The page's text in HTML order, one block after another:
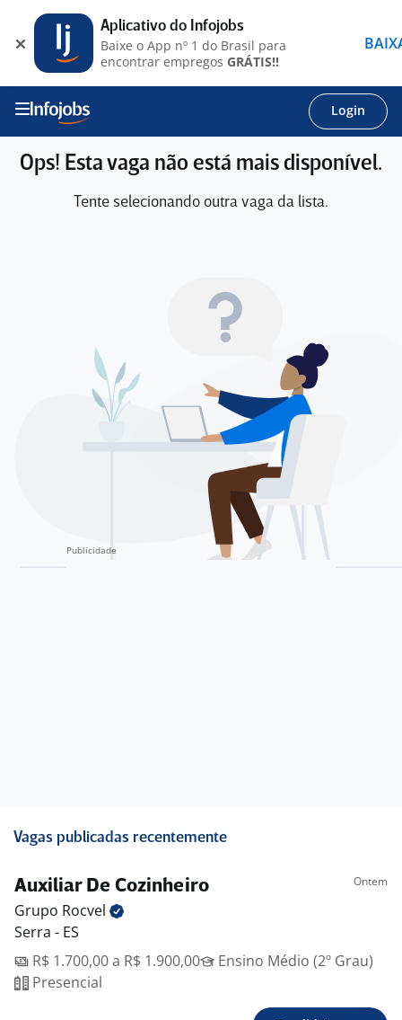
Login
Ops! Esta vaga não está mais disponível.
Tente selecionando outra vaga da lista.
Vagas publicadas recentemente
Auxiliar De Cozinheiro Ontem
Grupo Rocvel
Serra - ES
R$ 1.700,00 a R$ 1.900,00
Ensino Médio (2º Grau)
Presencial
Aplicativo do Infojobs
Baixe o App nº 1 do Brasil para
encontrar empregos GRÁTIS!!